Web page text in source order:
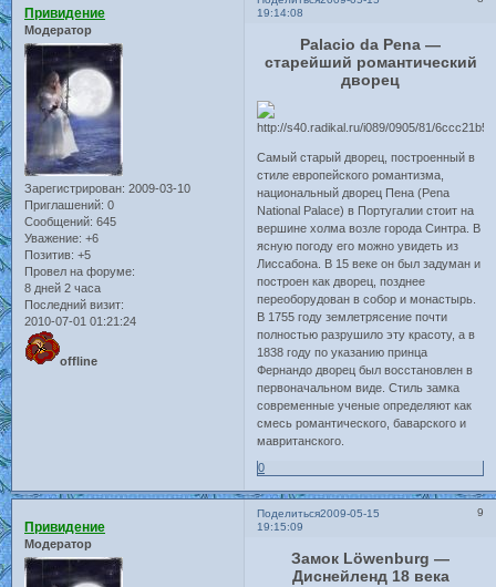
19:14:08
Привидение
Модератор
Зарегистрирован: 2009-03-10
Приглашений: 0
Сообщений: 645
Уважение: +6
Позитив: +5
Провел на форуме:
8 дней 2 часа
Последний визит:
2010-07-01 01:21:24
offline
Palacio da Pena —
старейший романтический
дворец
Самый старый дворец, построенный в
стиле европейского романтизма,
национальный дворец Пена (Pena
National Palace) в Португалии стоит на
вершине холма возле города Синтра. В
ясную погоду его можно увидеть из
Лиссабона. В 15 веке он был задуман и
построен как дворец, позднее
переоборудован в собор и монастырь.
В 1755 году землетрясение почти
полностью разрушило эту красоту, а в
1838 году по указанию принца
Фернандо дворец был восстановлен в
первоначальном виде. Стиль замка
современные ученые определяют как
смесь романтического, баварского и
мавританского.
0
Поделиться 9
2009-05-15
19:15:09
Привидение
Модератор
Замок Löwenburg —
Диснейленд 18 века